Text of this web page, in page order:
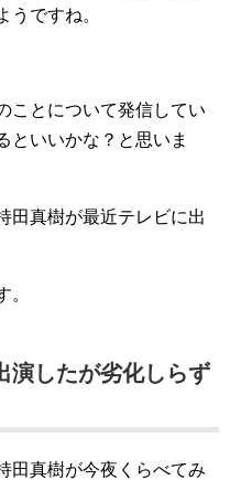
うですね。
ことについて発信してい
といいかな？と思いま
田真樹が最近テレビに出
。
演したが劣化しらず
田真樹が今夜くらべてみ